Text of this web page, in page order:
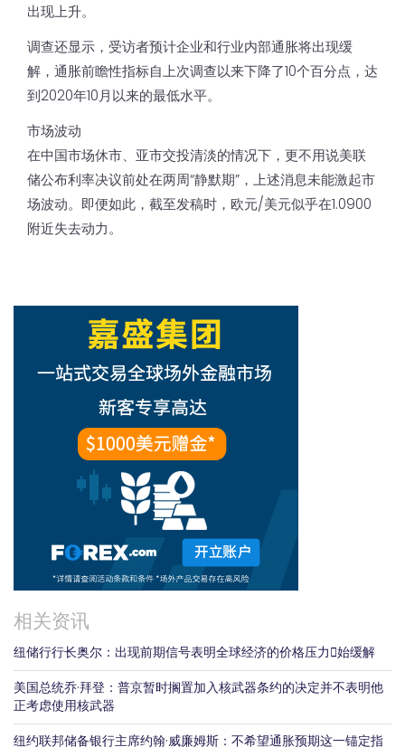
出现上升。
调查还显示，受访者预计企业和行业内部通胀将出现缓
解，通胀前瞻性指标自上次调查以来下降了10个百分点，达
到2020年10月以来的最低水平。
市场波动
在中国市场休市、亚市交投清淡的情况下，更不用说美联
储公布利率决议前处在两周“静默期”，上述消息未能激起市
场波动。即便如此，截至发稿时，欧元/美元似乎在1.0900
附近失去动力。
相关资讯
纽储行行长奥尔：出现前期信号表明全球经济的价格压力𫔭始缓解
美国总统乔·拜登：普京暂时搁置加入核武器条约的决定并不表明他
正考虑使用核武器
纽约联邦储备银行主席约翰·威廉姆斯：不希望通胀预期这一锚定指